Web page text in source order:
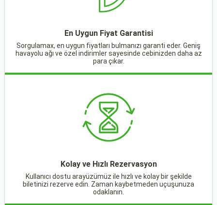
En Uygun Fiyat Garantisi
Sorgulamax, en uygun fiyatları bulmanızı garanti eder. Geniş
havayolu ağı ve özel indirimler sayesinde cebinizden daha az
para çıkar.
Kolay ve Hızlı Rezervasyon
Kullanıcı dostu arayüzümüz ile hızlı ve kolay bir şekilde
biletinizi rezerve edin. Zaman kaybetmeden uçuşunuza
odaklanın.